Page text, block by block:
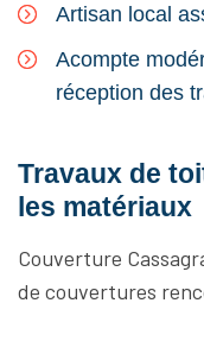
Artisan local
Acompte
réception des
Travaux de
les matériaux
Couverture
de couvertures